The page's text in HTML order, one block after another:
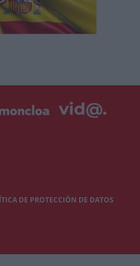
DE PROTECCIÓN DE DATOS